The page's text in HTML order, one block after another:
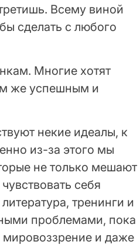
Всему виной
сделать с любого
Многие хотят
же успешным и
некие идеалы, к
из-за этого мы
не только мешают
себя
тренинги и
проблемами, пока
и даже